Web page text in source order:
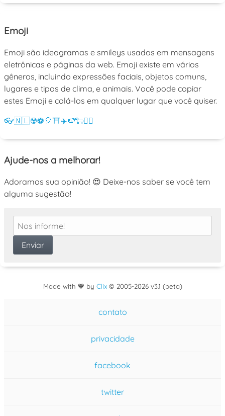
Emoji
Emoji são ideogramas e smileys usados em mensagens
eletrônicas e páginas da web. Emoji existe em vários
gêneros, incluindo expressões faciais, objetos comuns,
lugares e tipos de clima, e animais. Você pode copiar
estes Emoji e colá-los em qualquer lugar que você quiser.
👓🇳🇱☢️⚽ 🎈⛩️✈️🍉🐑💁‍♀️
Ajude-nos a melhorar!
Adoramos sua opinião! 😍 Deixe-nos saber se você tem
alguma sugestão!
Made with 💙 by Clix© 2005-2026 v3.1 (beta)
contato
privacidade
facebook
twitter